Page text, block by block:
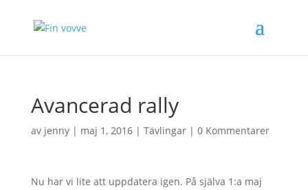
Avancerad rally
av jenny| maj 1, 2016| Tävlingar| 0 Kommentarer
Nu har vi lite att uppdatera igen. På själva 1:a maj